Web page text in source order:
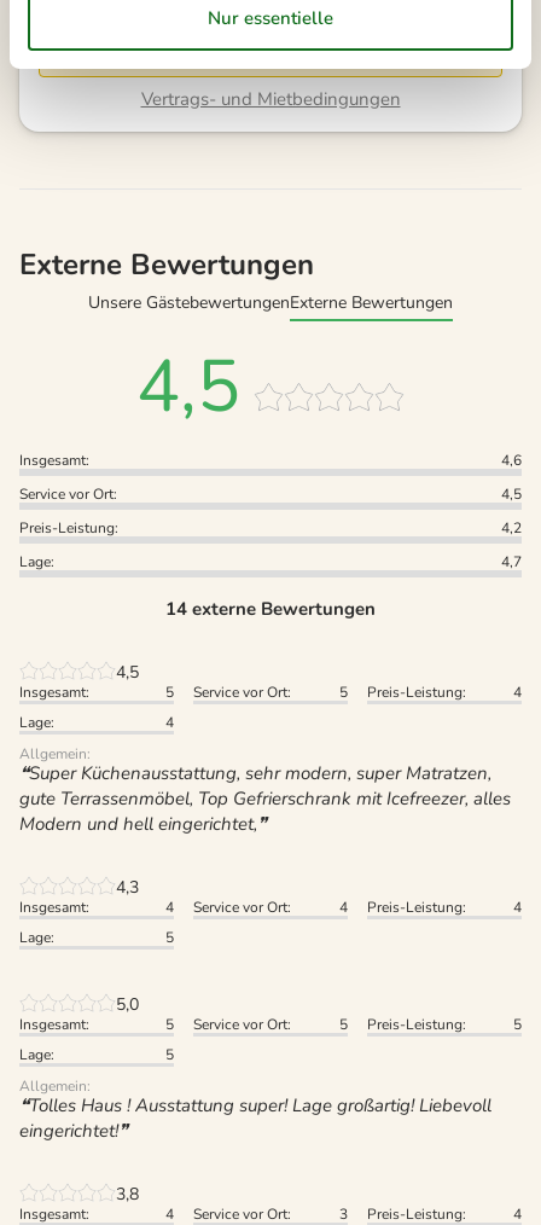
Ankunftszeit wurde nicht ausgewählt.
Vertrags- und Mietbedingungen
Externe Bewertungen
Unsere GästebewertungenExterne Bewertungen
4,5
Insgesamt:
4,6
Service vor Ort:
4,5
Preis-Leistung:
4,2
Lage:
4,7
14 externe Bewertungen
4,5
Insgesamt: 5 Service vor Ort: 5 Preis-Leistung:
4
Lage:
4
Allgemein:
Super Küchenausstattung, sehr modern, super Matratzen,
gute Terrassenmöbel, Top Gefrierschrank mit Icefreezer, alles
Modern und hell eingerichtet,
4,3
Insgesamt: 4 Service vor Ort: 4 Preis-Leistung:
4
Lage:
5
5,0
Insgesamt: 5 Service vor Ort: 5 Preis-Leistung:
5
Lage:
5
Allgemein:
Tolles Haus ! Ausstattung super! Lage großartig! Liebevoll
eingerichtet!
3,8
Insgesamt: 4 Service vor Ort: 3 Preis-Leistung:
4